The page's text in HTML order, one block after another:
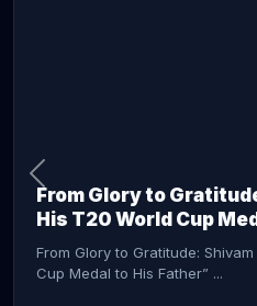
From Glory to
His T20 World Cup
From Glory to Gratitude:
Cup Medal to His Father” ...